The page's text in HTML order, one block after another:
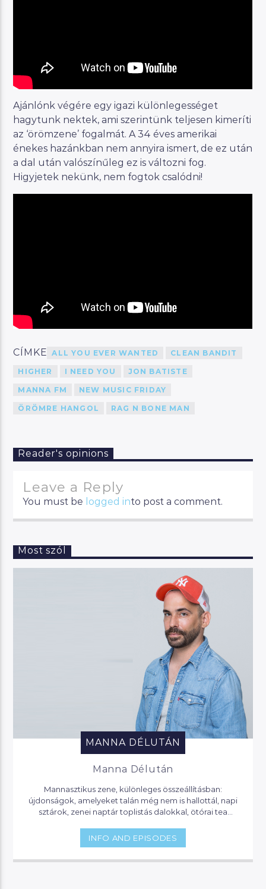
Ajánlónk végére egy igazi különlegességet
hagytunk nektek, ami szerintünk teljesen kimeríti
az ‘örömzene’ fogalmát. A 34 éves amerikai
énekes hazánkban nem annyira ismert, de ez után
a dal után valószínűleg ez is változni fog.
Higyjetek nekünk, nem fogtok csalódni!
CÍMKE ALL YOU EVER WANTED CLEAN BANDIT
HIGHER I NEED YOU JON BATISTE
MANNA FM NEW MUSIC FRIDAY
ÖRÖMRE HANGOL RAG N BONE MAN
Reader's opinions
Leave a Reply
You must be logged into post a comment.
Most szól
MANNA DÉLUTÁN
Manna Délután
Mannasztikus zene, különleges összeállításban:
újdonságok, amelyeket talán még nem is hallottál, napi
sztárok, zenei naptár toplistás dalokkal, ötórai tea
valami érdekeset, vagy olyat, amit eddig nem is tudtál…
INFO AND EPISODES